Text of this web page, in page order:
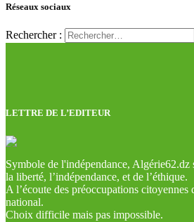
Réseaux sociaux
Rechercher :
LETTRE DE L’EDITEUR
Symbole de l'indépendance, Algérie62.dz
la liberté, l’indépendance, et de l’éthique.
A l’écoute des préoccupations citoyennes
national.
Choix difficile mais pas impossible.